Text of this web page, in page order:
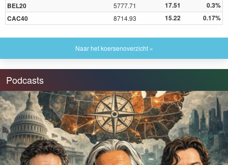
BEL20
5777.71 17.51
0.3%
CAC40
8714.93 15.22 0.17%
Naar het koersenoverzicht »
Podcasts